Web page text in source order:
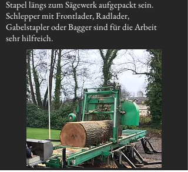
Stapel längs zum Sägewerk aufgepackt sein.
Schlepper mit Frontlader, Radlader,
Gabelstapler oder Bagger sind für die Arbeit
sehr hilfreich.